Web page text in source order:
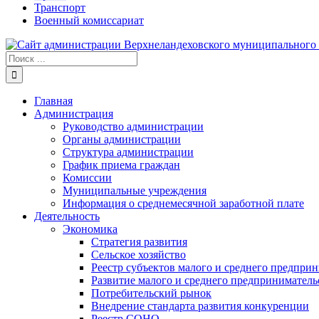
Транспорт
Военный комиссариат
Результат
поиска:
Главная
Администрация
Руководство администрации
Органы администрации
Структура администрации
График приема граждан
Комиссии
Муниципальные учреждения
Информация о среднемесячной заработной плате
Деятельность
Экономика
Стратегия развития
Сельское хозяйство
Реестр субъектов малого и среднего
Развитие малого и среднего
Потребительский рынок
Внедрение стандарта развития конкуренции